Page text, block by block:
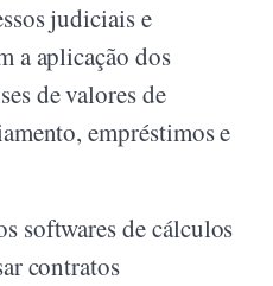
judiciais e
a aplicação dos
de valores de
empréstimos e
softwares de cálculos
contratos